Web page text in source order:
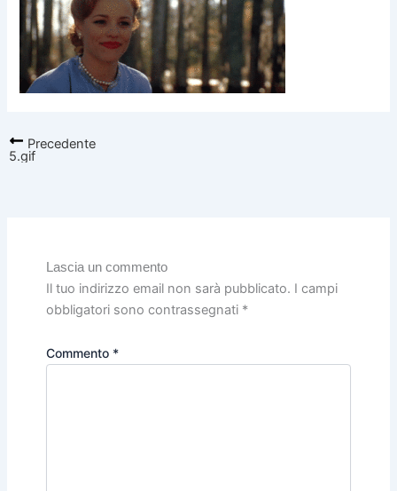
Precedente
5.gif
Lascia un commento
Il tuo indirizzo email non sarà pubblicato. I campi
obbligatori sono contrassegnati *
Commento *